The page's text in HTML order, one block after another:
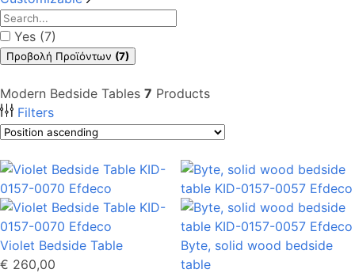
Yes (7)
Προβολή Προϊόντων (7)
Modern Bedside Tables 7 Products
Filters
Violet Bedside Table
€ 260,00
Byte, solid wood bedside
table